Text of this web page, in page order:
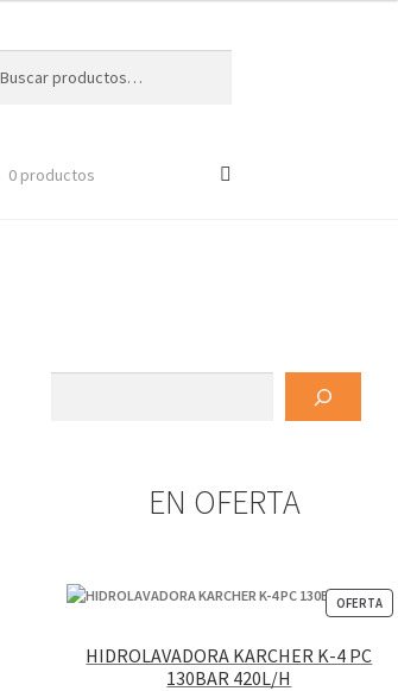
0 productos
EN OFERTA
OFERTA
EN
HIDROLAVADORA KARCHER K-4 PC
130BAR 420L/H